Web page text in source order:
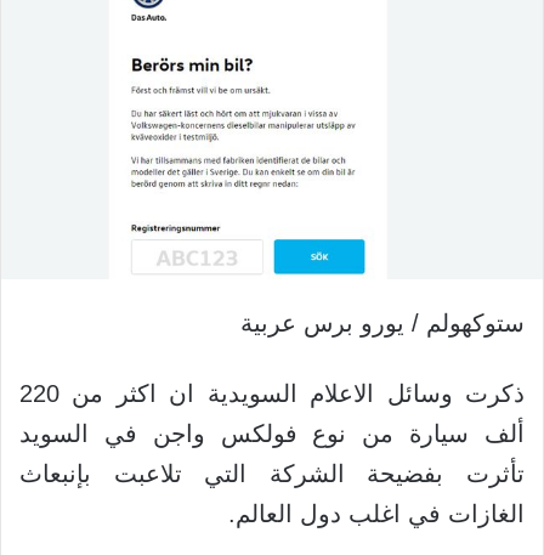
ستوكهولم / يورو برس عربية
ذكرت وسائل الاعلام السويدية ان اكثر من 220
ألف سيارة من نوع فولكس واجن في السويد
تأثرت بفضيحة الشركة التي تلاعبت بإنبعاث
الغازات في اغلب دول العالم.